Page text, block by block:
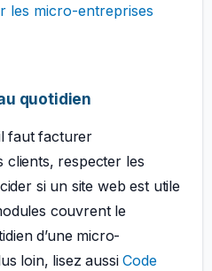
les micro-entreprises
quotidien
faut facturer
clients, respecter les
si un site web est utile
couvrent le
d’une micro-
loin, lisez aussiCode